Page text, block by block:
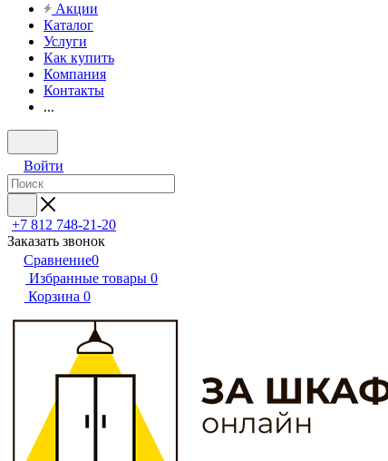
Акции
Каталог
Услуги
Как купить
Компания
Контакты
...
Войти
+7 812 748-21-20
Заказать звонок
Сравнение0
Избранные товары 0
Корзина 0